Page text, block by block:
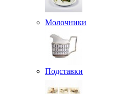
Молочники
Подставки